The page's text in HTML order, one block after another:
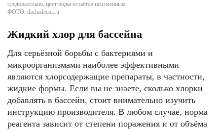
следовательно, цвет воды остаётся неизменным
ФОТО: dachadecor.ru
Жидкий хлор для бассейна
Для серьёзной борьбы с бактериями и
микроорганизмами наиболее эффективными
являются хлорсодержащие препараты, в частности,
жидкие формы. Если вы не знаете, сколько хлорки
добавлять в бассейн, стоит внимательно изучить
инструкцию производителя. В любом случае, норма
реагента зависит от степени поражения и от объёма